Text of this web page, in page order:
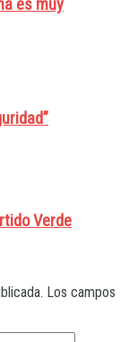
es muy
Verde
Los campos